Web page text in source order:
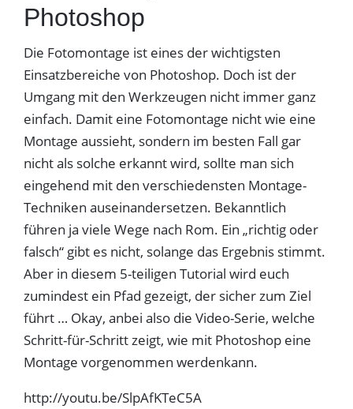
Photoshop
Die Fotomontage ist eines der wichtigsten
Einsatzbereiche von Photoshop. Doch ist der
Umgang mit den Werkzeugen nicht immer ganz
einfach. Damit eine Fotomontage nicht wie eine
Montage aussieht, sondern im besten Fall gar
nicht als solche erkannt wird, sollte man sich
eingehend mit den verschiedensten Montage-
Techniken auseinandersetzen. Bekanntlich
führen ja viele Wege nach Rom. Ein „richtig oder
falsch“ gibt es nicht, solange das Ergebnis stimmt.
Aber in diesem 5-teiligen Tutorial wird euch
zumindest ein Pfad gezeigt, der sicher zum Ziel
führt … Okay, anbei also die Video-Serie, welche
Schritt-für-Schritt zeigt, wie mit Photoshop eine
Montage vorgenommen werdenkann.
http://youtu.be/SlpAfKTeC5A